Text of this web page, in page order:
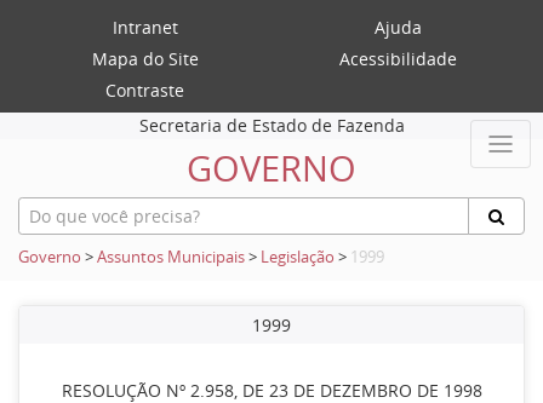
Intranet
Ajuda
Mapa do Site
Acessibilidade
Contraste
Secretaria de Estado de Fazenda
GOVERNO
Governo >Assuntos Municipais> Legislação > 1999
1999
RESOLUÇÃO Nº 2.958, DE 23 DE DEZEMBRO DE 1998